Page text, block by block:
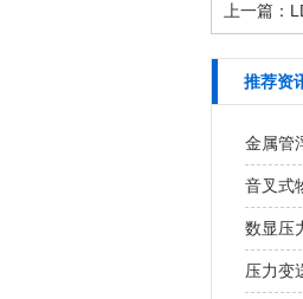
上一篇：
推荐资
金属管
音叉式
数显压
压力变